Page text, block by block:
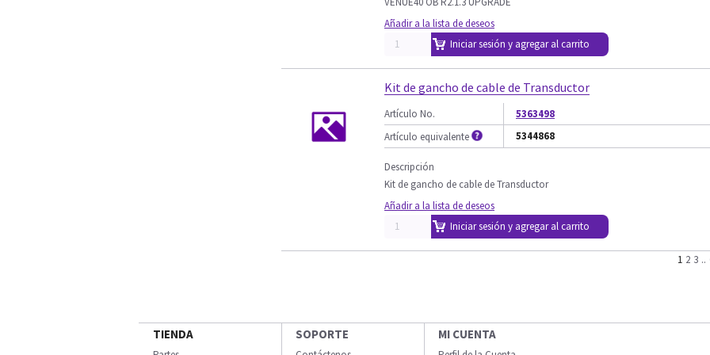
Añadir a la lista de deseos
Iniciar sesión y agregar al carrito
Kit de gancho de cable de Transductor
Artículo No.
5363498
Artículo equivalente
5344868
Descripción
Kit de gancho de cable de Transductor
Añadir a la lista de deseos
Iniciar sesión y agregar al carrito
1 2 3 ..
TIENDA SOPORTE MI CUENTA